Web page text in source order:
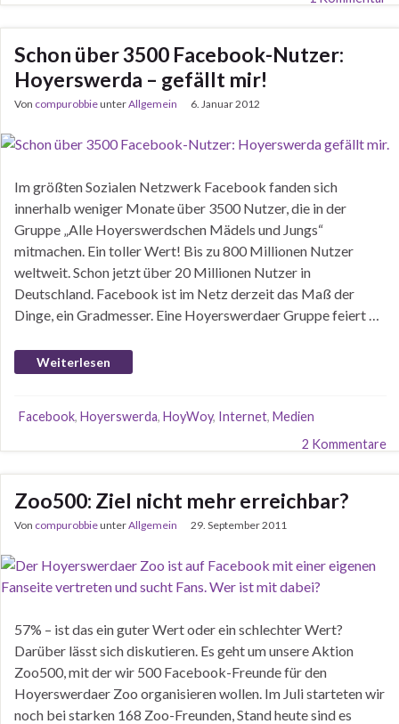
Schon über 3500 Facebook-Nutzer:
Hoyerswerda – gefällt mir!
Von compurobbieunterAllgemein 6. Januar 2012
Im größten Sozialen Netzwerk Facebook fanden sich
innerhalb weniger Monate über 3500 Nutzer, die in der
Gruppe „Alle Hoyerswerdschen Mädels und Jungs“
mitmachen. Ein toller Wert! Bis zu 800 Millionen Nutzer
weltweit. Schon jetzt über 20 Millionen Nutzer in
Deutschland. Facebook ist im Netz derzeit das Maß der
Dinge, ein Gradmesser. Eine Hoyerswerdaer Gruppe feiert …
Weiterlesen
Facebook, Hoyerswerda, HoyWoy, Internet, Medien
2 Kommentare
Zoo500: Ziel nicht mehr erreichbar?
Von compurobbieunterAllgemein 29. September 2011
57% – ist das ein guter Wert oder ein schlechter Wert?
Darüber lässt sich diskutieren. Es geht um unsere Aktion
Zoo500, mit der wir 500 Facebook-Freunde für den
Hoyerswerdaer Zoo organisieren wollen. Im Juli starteten wir
noch bei starken 168 Zoo-Freunden, Stand heute sind es